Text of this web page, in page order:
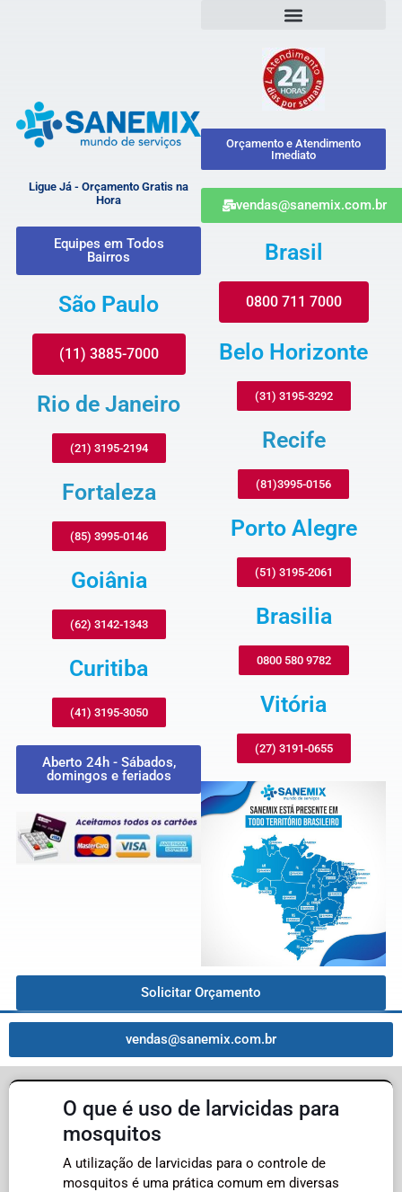
Ligue Já - Orçamento Gratis na
Hora
Equipes em Todos
Bairros
São Paulo
(11) 3885-7000
Rio de Janeiro
(21) 3195-2194
Fortaleza
(85) 3995-0146
Goiânia
(62) 3142-1343
Curitiba
(41) 3195-3050
Aberto 24h - Sábados,
domingos e feriados
Orçamento e Atendimento
Imediato
vendas@sanemix.com.br
Brasil
0800 711 7000
Belo Horizonte
(31) 3195-3292
Recife
(81)3995-0156
Porto Alegre
(51) 3195-2061
Brasilia
0800 580 9782
Vitória
(27) 3191-0655
Solicitar Orçamento
vendas@sanemix.com.br
O que é uso de larvicidas para
mosquitos
A utilização de larvicidas para o controle de
mosquitos é uma prática comum em diversas